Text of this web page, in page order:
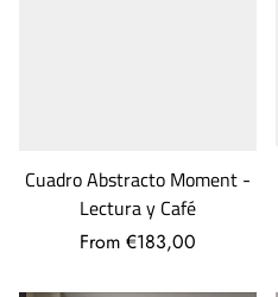
Cuadro Abstracto Moment -
Lectura y Café
From €183,00